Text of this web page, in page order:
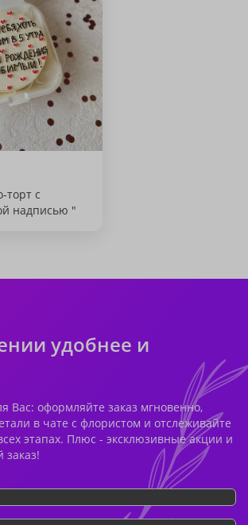
торт с
надписью "
удобнее и
Вас: оформляйте заказ мгновенно,
в чате с флористом и отслеживайте
этапах. Плюс - эксклюзивные акции и
заказ!